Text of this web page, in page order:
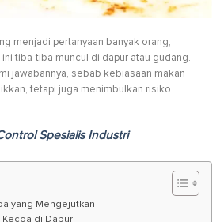
menjadi pertanyaan banyak orang,
tiba-tiba muncul di dapur atau gudang.
jawabannya, sebab kebiasaan makan
tetapi juga menimbulkan risiko
Spesialis Industri
yang Mengejutkan
Kecoa di Dapur